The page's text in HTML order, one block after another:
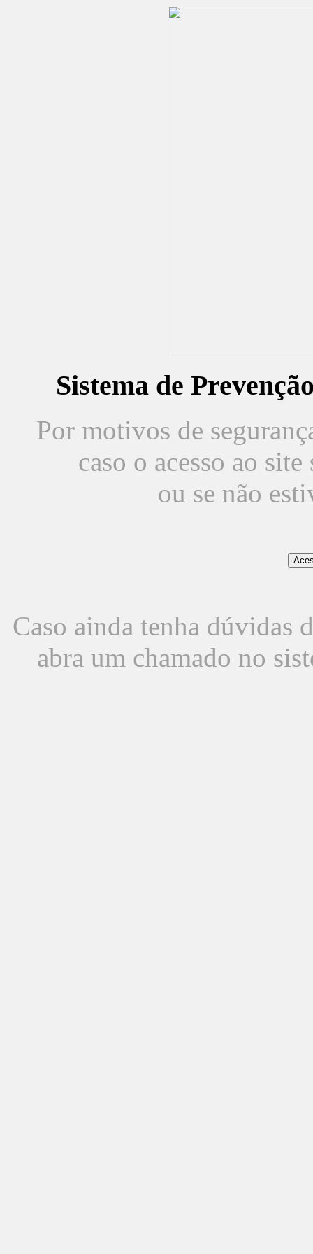
Sistema de
Por motivos de
caso o acesso ao
ou se não
Caso ainda tenha dúvidas
abra um chamado no